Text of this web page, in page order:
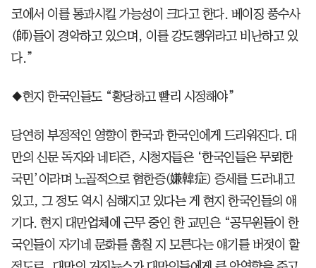
코에서 이를 통과시킬 가능성이 크다고 한다. 베이징 풍수사
(師)들이 경악하고 있으며, 이를 강도행위라고 비난하고 있
다.”
◆현지 한국인들도 “황당하고 빨리 시정해야”
당연히 부정적인 영향이 한국과 한국인에게 드리워진다. 대
만의 신문 독자와 네티즌, 시청자들은 ‘한국인들은 무뢰한
국민’이라며 노골적으로 혐한증(嫌韓症) 증세를 드러내고
있고, 그 정도 역시 심해지고 있다는 게 현지 한국인들의 얘
기다. 현지 대만업체에 근무 중인 한 교민은 “공무원들이 한
국인들이 자기네 문화를 훔칠 지 모른다는 얘기를 버젓이 할